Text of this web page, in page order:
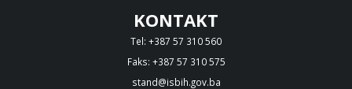
KONTAKT
Tel: +387 57 310 560
Faks: +387 57 310 575
stand@isbih.gov.ba